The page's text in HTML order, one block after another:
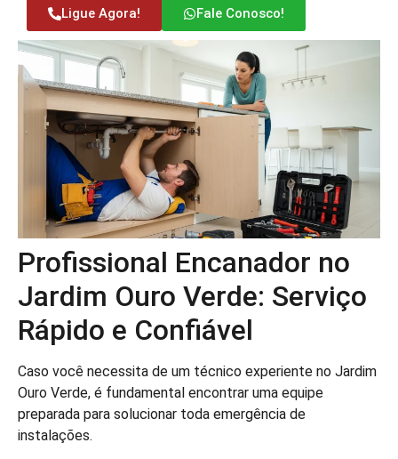
Ligue Agora! Fale Conosco!
Profissional Encanador no
Jardim Ouro Verde: Serviço
Rápido e Confiável
Caso você necessita de um técnico experiente no Jardim
Ouro Verde, é fundamental encontrar uma equipe
preparada para solucionar toda emergência de
instalações.